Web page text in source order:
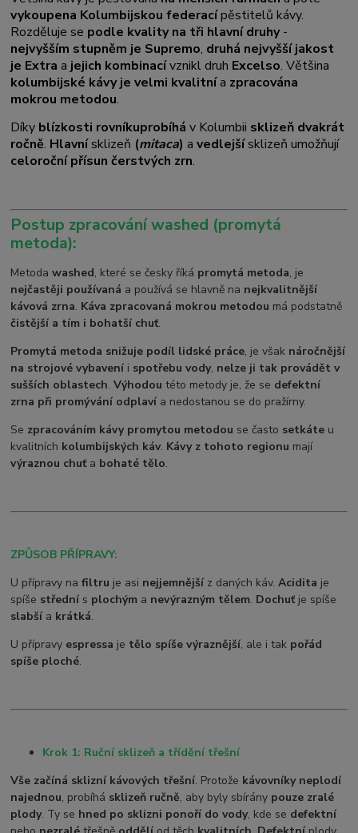
vykoupena Kolumbijskou federacípěstitelů kávy.
Rozděluje se podle kvality na tři hlavní druhy-
nejvyšším stupněm je Supremo, druhá nejvyšší jakost
je Extra a jejich kombinacívznikl druh Excelso. Většina
kolumbijské kávy je velmi kvalitnía zpracována
mokrou metodou.
Díky blízkosti rovníkuprobíhá v Kolumbii sklizeň dvakrát
ročně. Hlavnísklizeň (mitaca) avedlejšísklizeň umožňují
celoroční přísun čerstvých zrn.
Postup zpracování washed (promytá
metoda):
Metodawashed, které se česky říká promytá metoda, je
nejčastěji používaná a používá se hlavně na nejkvalitnější
kávová zrna. Káva zpracovaná mokrou metodou má podstatně
čistější a tím i bohatší chuť.
Promytá metoda snižuje podíl lidské práce, je však náročnější
na strojové vybavení i spotřebu vody, nelze ji tak provádět v
sušších oblastech.Výhodou této metody je, že se defektní
zrna při promývání odplaví a nedostanou se do pražírny.
Se zpracováním kávy promytou metodou se často setkáte u
kvalitních kolumbijských káv. Kávy z tohoto regionu mají
výraznou chuťa bohaté tělo.
ZPŮSOB PŘÍPRAVY:
U přípravy nafiltru je asi nejjemnější z daných káv.Acidita je
spíše střední s plochým a nevýrazným tělem. Dochuťje spíše
slabší a krátká.
U přípravy espressa je tělo spíše výraznější, ale i tak pořád
spíše ploché.
Krok 1: Ruční sklizeň a třídění třešní
Vše začíná sklizní kávových třešní. Protože kávovníky neplodí
najednou, probíhá sklizeň ručně, aby byly sbírány pouze zralé
plody. Ty se hned po sklizni ponoří do vody, kde se defektní